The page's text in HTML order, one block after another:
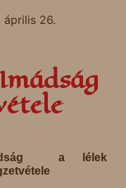
április 26.
a lélek